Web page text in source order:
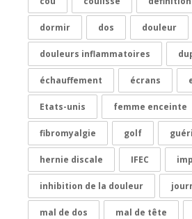
dormir dos douleur
douleurs inflammatoires
échauffement écrans
Etats-unis femme enceinte
fibromyalgie golf
hernie discale IFEC
inhibition de la douleur
mal de dos mal de tête